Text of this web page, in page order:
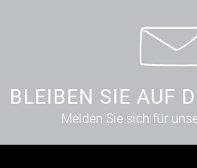
BLEIBEN SIE AUF
Melden Sie sich für